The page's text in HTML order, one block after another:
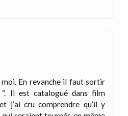
En revanche il faut sortir
Il est catalogué dans film
j’ai cru comprendre qu’il y